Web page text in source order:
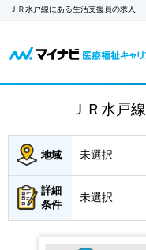
ＪＲ水戸線にある生活支援員の求人
ＪＲ水戸線
地域 未選択
詳細
条件
未選択